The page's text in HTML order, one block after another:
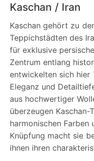
Kaschan / Iran
Kaschan gehört zu
Teppichstädten des
für exklusive
Zentrum entlang
entwickelten sich hier
Eleganz und
aus hochwertiger
überzeugen Kaschan-
harmonischen Farben
Knüpfung macht sie
ihnen ihren